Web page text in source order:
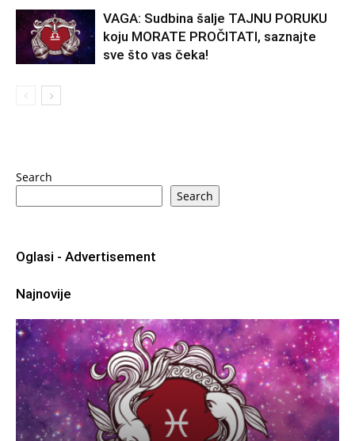
VAGA: Sudbina šalje TAJNU PORUKU
koju MORATE PROČITATI, saznajte
sve što vas čeka!
Search
Search
Oglasi - Advertisement
Najnovije